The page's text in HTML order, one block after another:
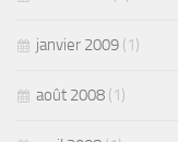
janvier 2009 (1)
août 2008 (1)